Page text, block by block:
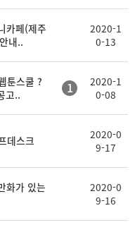
카페(제주
내..
2020-1
0-13
툰스쿨 ?
고..
1
2020-1
0-08
데스크
2020-0
9-17
화가 있는
2020-0
9-16